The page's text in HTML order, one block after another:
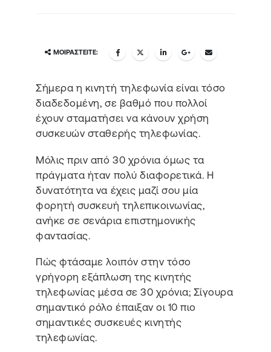
ΜΟΙΡΑΣΤΕΊΤΕ:
Σήμερα η κινητή τηλεφωνία είναι τόσο
διαδεδομένη, σε βαθμό που πολλοί
έχουν σταματήσει να κάνουν χρήση
συσκευών σταθερής τηλεφωνίας.
Μόλις πριν από 30 χρόνια όμως τα
πράγματα ήταν πολύ διαφορετικά. Η
δυνατότητα να έχεις μαζί σου μία
φορητή συσκευή τηλεπικοινωνίας,
ανήκε σε σενάρια επιστημονικής
φαντασίας.
Πώς φτάσαμε λοιπόν στην τόσο
γρήγορη εξάπλωση της κινητής
τηλεφωνίας μέσα σε 30 χρόνια; Σίγουρα
σημαντικό ρόλο έπαιξαν οι 10 πιο
σημαντικές συσκευές κινητής
τηλεφωνίας.